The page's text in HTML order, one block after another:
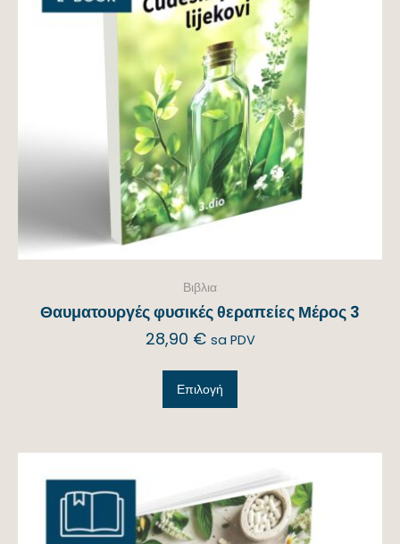
Βιβλια
Θαυματουργές φυσικές θεραπείες Μέρος 3
28,90 € sa PDV
Επιλογή